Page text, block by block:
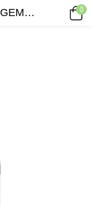
GEMMO DERMO AQUAGEMM (cassis, aulne, noyer, cèdre du liban) 0